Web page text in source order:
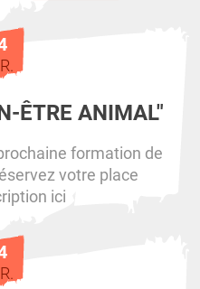
ÊTRE ANIMAL"
formation de
votre place
ici